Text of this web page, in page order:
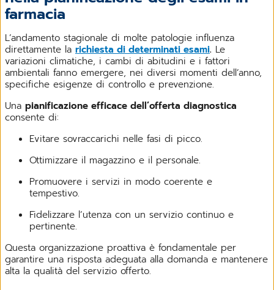
farmacia
L’andamento stagionale di molte patologie influenza
direttamente la richiesta di determinati esami. Le
variazioni climatiche, i cambi di abitudini e i fattori
ambientali fanno emergere, nei diversi momenti dell’anno,
specifiche esigenze di controllo e prevenzione.
Una pianificazione efficace dell’offerta diagnostica
consente di:
Evitare sovraccarichi nelle fasi di picco.
Ottimizzare il magazzino e il personale.
Promuovere i servizi in modo coerente e
tempestivo.
Fidelizzare l’utenza con un servizio continuo e
pertinente.
Questa organizzazione proattiva è fondamentale per
garantire una risposta adeguata alla domanda e mantenere
alta la qualità del servizio offerto.